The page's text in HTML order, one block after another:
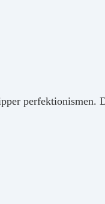
perfektionismen.